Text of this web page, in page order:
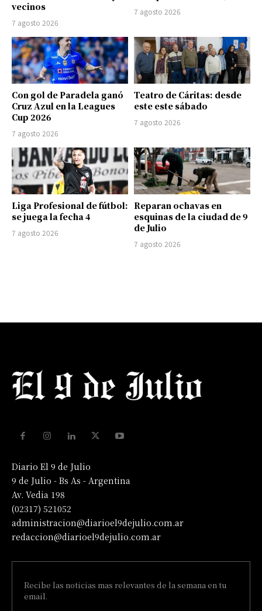
vecinos
7 agosto 2026
7 agosto 2026
Con gol de Paradela ganó
Cruz Azul en la Leagues
Cup 2026
7 agosto 2026
Teatro de Cáritas: desde
este este sábado
7 agosto 2026
Liga Profesional de fútbol:
se juega la fecha 4
7 agosto 2026
Reparan ochavas en
esquinas de la ciudad de 9
de Julio
7 agosto 2026
Diario El 9 de Julio
9 de Julio - Bs As - Argentina
Av. Vedia 198
(02317) 521052
administracion@diarioel9dejulio.com.ar
redaccion@diarioel9dejulio.com.ar
Recibe las noticias mas relevantes de la semana en tu
email.